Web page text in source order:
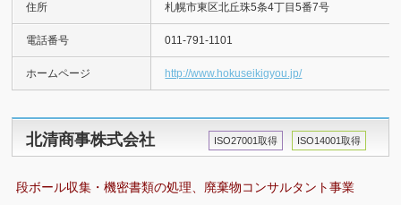
住所 札幌市東区北丘珠5条4丁目5番7号
電話番号 011-791-1101
ホームページ http://www.hokuseikigyou.jp/
北清商事株式会社 ISO14001取得
ISO27001取得
段ボール収集・機密書類の処理、廃棄物コンサルタント事業